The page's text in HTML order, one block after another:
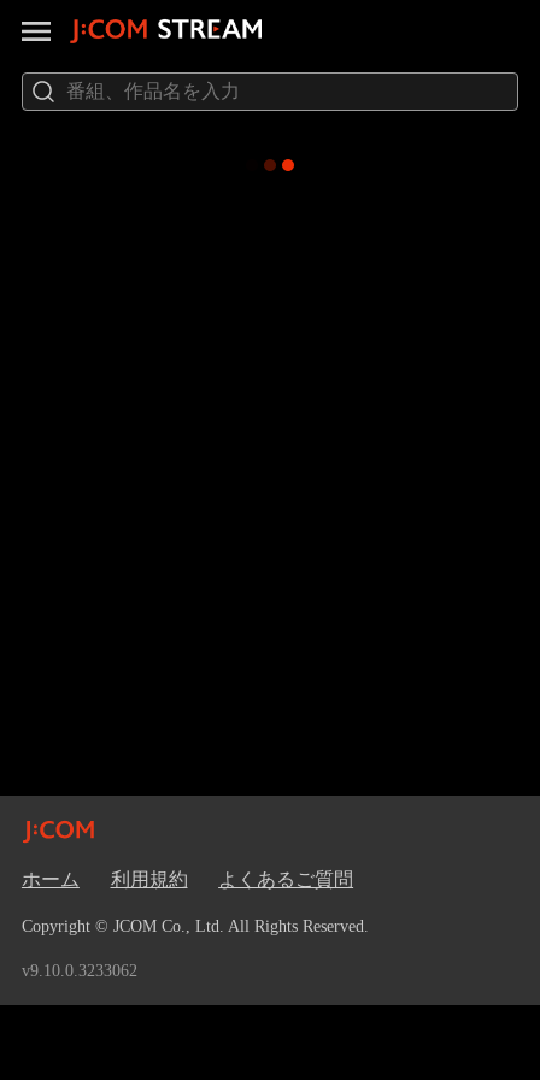
ホーム 利用規約 よくあるご質問
Copyright © JCOM Co., Ltd. All Rights Reserved.
v9.10.0.3233062